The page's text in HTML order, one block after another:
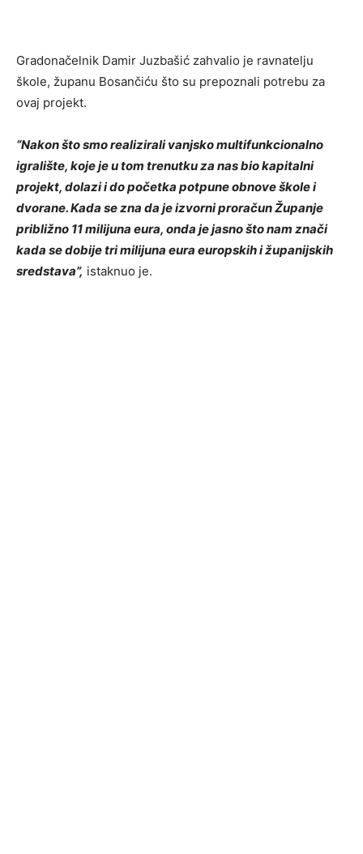
Gradonačelnik Damir Juzbašić zahvalio je ravnatelju
škole, županu Bosančiću što su prepoznali potrebu za
ovaj projekt.
“Nakon što smo realizirali vanjsko multifunkcionalno
igralište, koje je u tom trenutku za nas bio kapitalni
projekt, dolazi i do početka potpune obnove škole i
dvorane. Kada se zna da je izvorni proračun Županje
približno 11 milijuna eura, onda je jasno što nam znači
kada se dobije tri milijuna eura europskih i županijskih
sredstava”, istaknuo je.